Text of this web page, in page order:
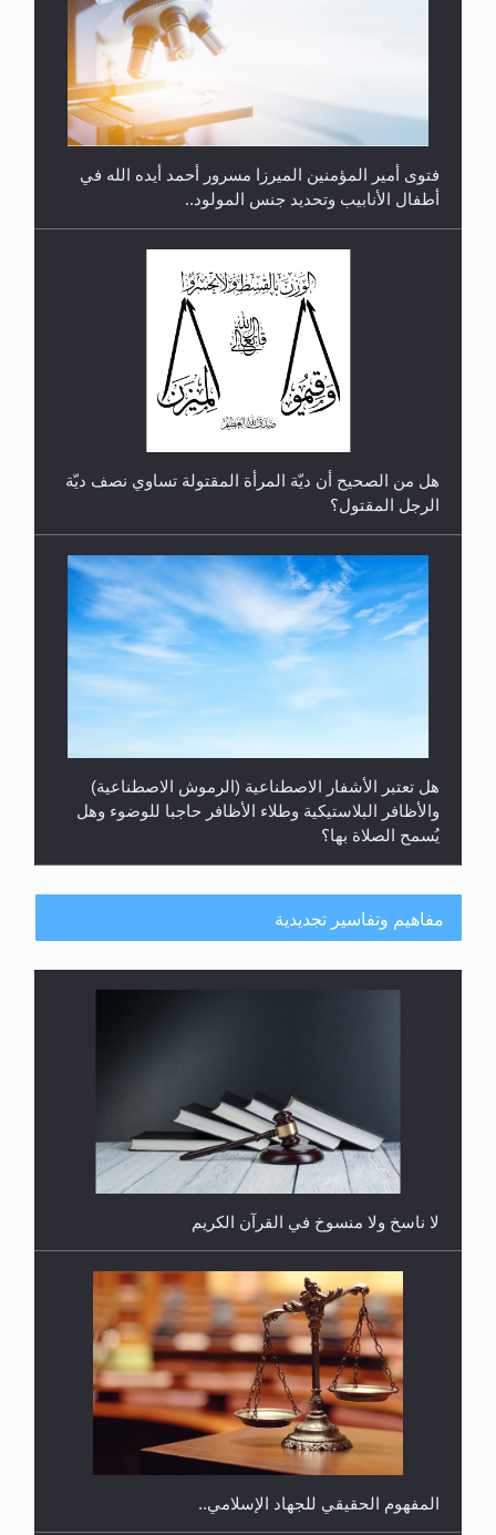
رأيٌ في لغة المسيح الموعود عليه السلام.. 4...
فتوى أمير المؤمنين الميرزا مسرور أحمد أيده الله في
أطفال الأنابيب وتحديد جنس المولود..
هل من الصحيح أن ديّة المرأة المقتولة تساوي نصف ديّة
الرجل المقتول؟
هل تعتبر الأشفار الاصطناعية (الرموش الاصطناعية)
والأظافر البلاستيكية وطلاء الأظافر حاجبا للوضوء وهل
يُسمح الصلاة بها؟
هل يجوز فتح مشروع كوافير نسائي للمحجبات وغير
المحجبات؟
مفاهيم وتفاسير تجديدية
لا ناسخ ولا منسوخ في القرآن الكريم
المفهوم الحقيقي للجهاد الإسلامي..